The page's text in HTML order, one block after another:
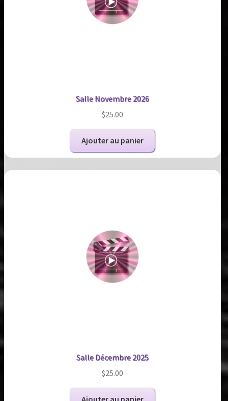
Salle Novembre 2026
$25.00
Ajouter au panier
Salle Décembre 2025
$25.00
Ajouter au panier